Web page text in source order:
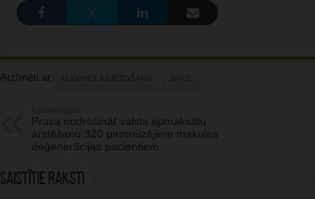
Atzīmēti ar: ALKOHOLA LIETOŠANA SPKC
Prasa nodrošināt valsts apmaksātu
ārstēšanu 320 pirmreizējiem makulas
deģenerācijas pacientiem
Saistītie raksti